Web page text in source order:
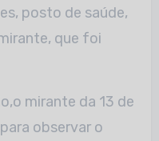
posto de saúde,
que foi
mirante da 13 de
observar o